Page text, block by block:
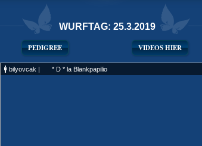
WURFTAG: 25.3.2019
PEDIGREE VIDEOS HIER